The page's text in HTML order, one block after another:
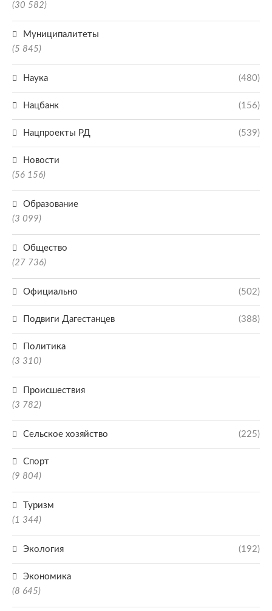
(30 582)
Муниципалитеты
(5 845)
Наука (480)
Нацбанк (156)
Нацпроекты РД (539)
Новости
(56 156)
Образование
(3 099)
Общество
(27 736)
Официально (502)
Подвиги Дагестанцев (388)
Политика
(3 310)
Происшествия
(3 782)
Сельское хозяйство (225)
Спорт
(9 804)
Туризм
(1 344)
Экология (192)
Экономика
(8 645)